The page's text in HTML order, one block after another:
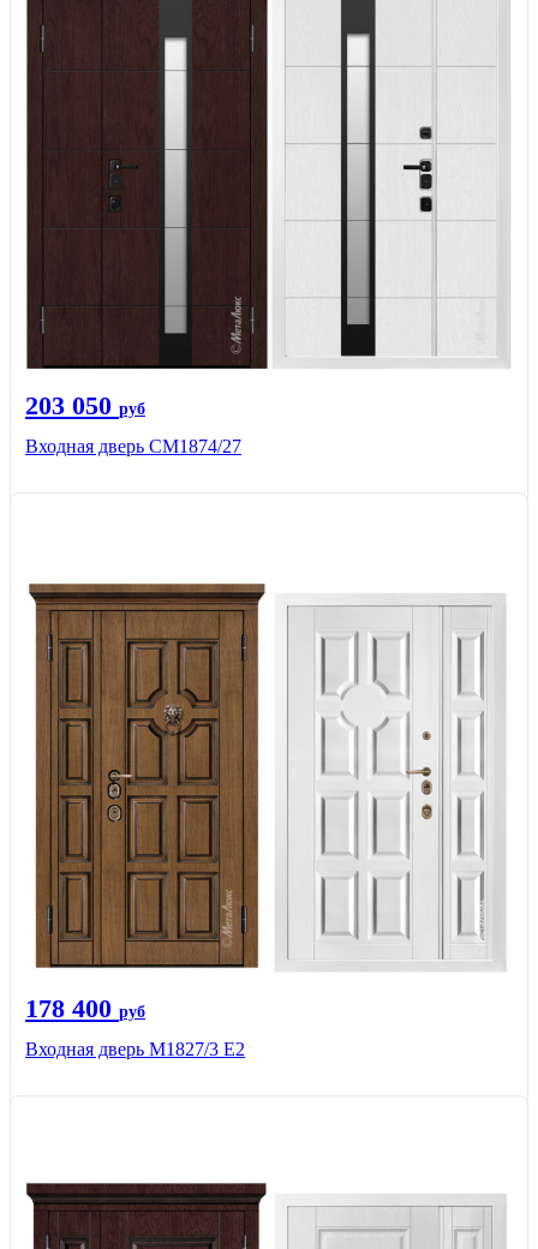
203 050 руб
Входная дверь СМ1874/27
178 400 руб
Входная дверь М1827/3 Е2